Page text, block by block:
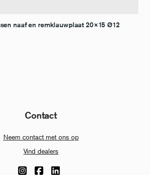
naaf en remklauwplaat 20×15 Ø12
Contact
Neem contact met ons op
Vind dealers